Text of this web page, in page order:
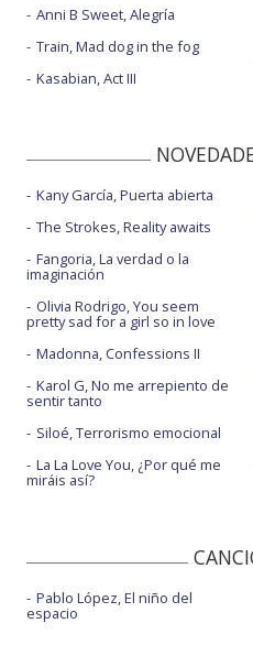
Anni B Sweet, Alegría
Train, Mad dog in the fog
Kasabian, Act III
Kany García, Puerta abierta
The Strokes, Reality awaits
Fangoria, La verdad o la
imaginación
Olivia Rodrigo, You seem
pretty sad for a girl so in love
Madonna, Confessions II
Karol G, No me arrepiento de
sentir tanto
Siloé, Terrorismo emocional
La La Love You, ¿Por qué me
miráis así?
Pablo López, El niño del
espacio